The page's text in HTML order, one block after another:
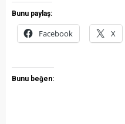
Bunu paylaş:
Facebook X
Bunu beğen: